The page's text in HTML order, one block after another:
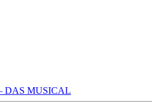
DAS MUSICAL